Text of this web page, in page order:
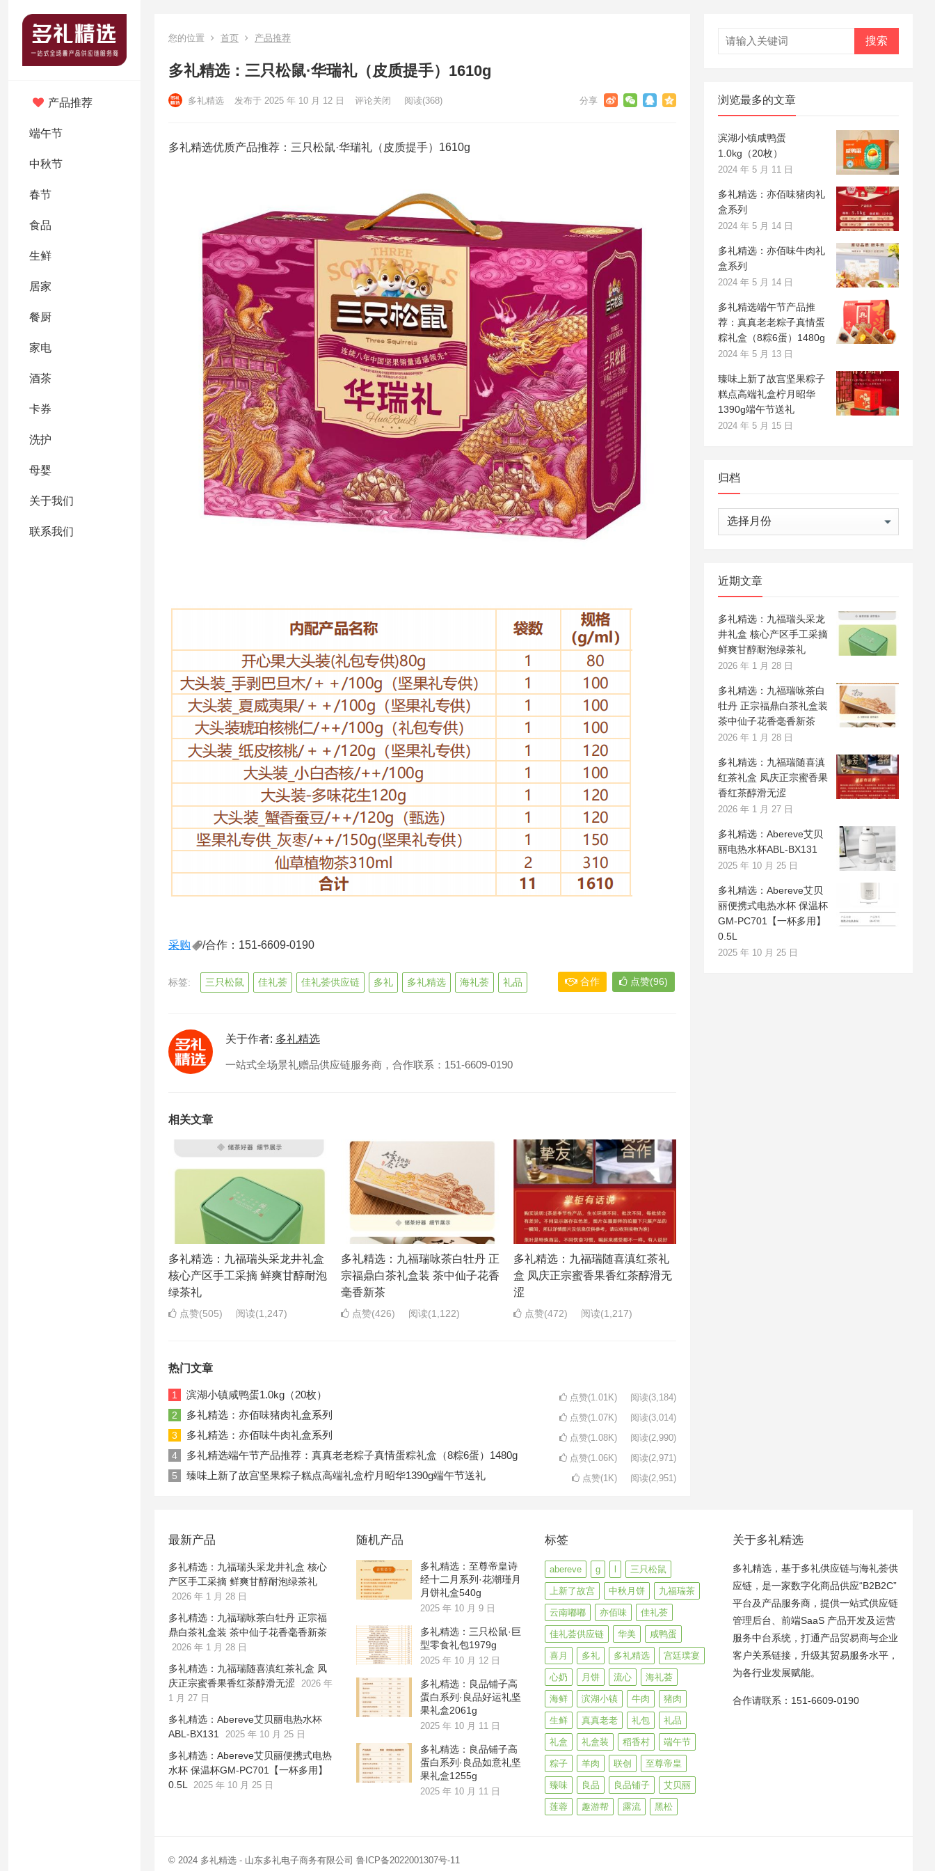
产品推荐
端午节
中秋节
春节
食品
生鲜
居家
餐厨
家电
酒茶
卡券
洗护
母婴
关于我们
联系我们
您的位置 首页 产品推荐
多礼精选：三只松鼠·华瑞礼（皮质提手）1610g
多礼精选 发布于 2025 年 10 月 12 日 评论关闭 阅读(368)
多礼精选优质产品推荐：三只松鼠·华瑞礼（皮质提手）1610g
采购 /合作：151-6609-0190
标签: 三只松鼠 佳礼荟 佳礼荟供应链 多礼 多礼精选 海礼荟 礼品 合作 点赞(96)
关于作者: 多礼精选
一站式全场景礼赠品供应链服务商，合作联系：151-6609-0190
相关文章
多礼精选：九福瑞头采龙井礼盒
核心产区手工采摘 鲜爽甘醇耐泡
绿茶礼
点赞(505) 阅读(1,247)
多礼精选：九福瑞咏茶白牡丹 正
宗福鼎白茶礼盒装 茶中仙子花香
毫香新茶
点赞(426) 阅读(1,122)
多礼精选：九福瑞随喜滇红茶礼
盒 凤庆正宗蜜香果香红茶醇滑无
涩
点赞(472) 阅读(1,217)
热门文章
1 滨湖小镇咸鸭蛋1.0kg（20枚） 点赞(1.01K) 阅读(3,184)
2 多礼精选：亦佰味猪肉礼盒系列 点赞(1.07K) 阅读(3,014)
3 多礼精选：亦佰味牛肉礼盒系列 点赞(1.08K) 阅读(2,990)
4 多礼精选端午节产品推荐：真真老老粽子真情蛋粽礼盒（8粽6蛋）1480g 点赞(1.06K) 阅读(2,971)
5 臻味上新了故宫坚果粽子糕点高端礼盒柠月昭华1390g端午节送礼 点赞(1K) 阅读(2,951)
搜索
浏览最多的文章
滨湖小镇咸鸭蛋
1.0kg（20枚）
2024 年 5 月 11 日
多礼精选：亦佰味猪肉礼
盒系列
2024 年 5 月 14 日
多礼精选：亦佰味牛肉礼
盒系列
2024 年 5 月 14 日
多礼精选端午节产品推
荐：真真老老粽子真情蛋
粽礼盒（8粽6蛋）1480g
2024 年 5 月 13 日
臻味上新了故宫坚果粽子
糕点高端礼盒柠月昭华
1390g端午节送礼
2024 年 5 月 15 日
归档
归
档
近期文章
多礼精选：九福瑞头采龙
井礼盒 核心产区手工采摘
鲜爽甘醇耐泡绿茶礼
2026 年 1 月 28 日
多礼精选：九福瑞咏茶白
牡丹 正宗福鼎白茶礼盒装
茶中仙子花香毫香新茶
2026 年 1 月 28 日
多礼精选：九福瑞随喜滇
红茶礼盒 凤庆正宗蜜香果
香红茶醇滑无涩
2026 年 1 月 27 日
多礼精选：Abereve艾贝
丽电热水杯ABL-BX131
2025 年 10 月 25 日
多礼精选：Abereve艾贝
丽便携式电热水杯 保温杯
GM-PC701【一杯多用】
0.5L
2025 年 10 月 25 日
最新产品
多礼精选：九福瑞头采龙井礼盒 核心
产区手工采摘 鲜爽甘醇耐泡绿茶礼
2026 年 1 月 28 日
多礼精选：九福瑞咏茶白牡丹 正宗福
鼎白茶礼盒装 茶中仙子花香毫香新茶
2026 年 1 月 28 日
多礼精选：九福瑞随喜滇红茶礼盒 凤
庆正宗蜜香果香红茶醇滑无涩
2026 年
1 月 27 日
多礼精选：Abereve艾贝丽电热水杯
ABL-BX131
2025 年 10 月 25 日
多礼精选：Abereve艾贝丽便携式电热
水杯 保温杯GM-PC701【一杯多用】
0.5L
2025 年 10 月 25 日
随机产品
多礼精选：至尊帝皇诗
经十二月系列·花潮瑾月
月饼礼盒540g
2025 年 10 月 9 日
多礼精选：三只松鼠·巨
型零食礼包1979g
2025 年 10 月 12 日
多礼精选：良品铺子高
蛋白系列·良品好运礼坚
果礼盒2061g
2025 年 10 月 11 日
多礼精选：良品铺子高
蛋白系列·良品如意礼坚
果礼盒1255g
2025 年 10 月 11 日
标签
abereve g 三只松鼠
上新了故宫 中秋月饼 九福瑞茶
云南嘟嘟 亦佰味 佳礼荟
佳礼荟供应链 华美 咸鸭蛋
喜月 多礼 多礼精选 宫廷璞宴
心奶 月饼 流心 海礼荟
海鲜 滨湖小镇 牛肉 猪肉
生鲜 真真老老 礼包 礼品
礼盒 礼盒装 稻香村 端午节
粽子 羊肉 联创 至尊帝皇
臻味 良品 良品铺子 艾贝丽
莲蓉 趣游帮 露流 黑松
关于多礼精选
多礼精选，基于多礼供应链与海礼荟供
应链，是一家数字化商品供应“B2B2C”
平台及产品服务商，提供一站式供应链
管理后台、前端SaaS 产品开发及运营
服务中台系统，打通产品贸易商与企业
客户关系链接，升级其贸易服务水平，
为各行业发展赋能。
合作请联系：151-6609-0190
© 2024 多礼精选 - 山东多礼电子商务有限公司 鲁ICP备2022001307号-11